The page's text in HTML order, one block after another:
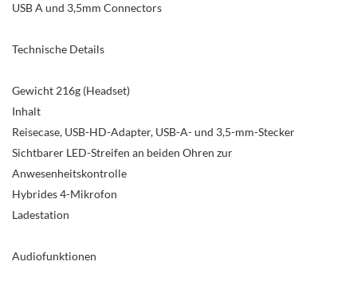
USB A und 3,5mm Connectors
Technische Details
Gewicht 216g (Headset)
Inhalt
Reisecase, USB-HD-Adapter, USB-A- und 3,5-mm-Stecker
Sichtbarer LED-Streifen an beiden Ohren zur
Anwesenheitskontrolle
Hybrides 4-Mikrofon
Ladestation
Audiofunktionen